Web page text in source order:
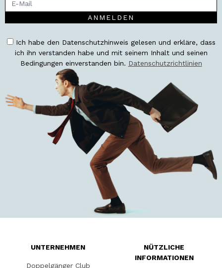
ANMELDEN
Ich habe den Datenschutzhinweis gelesen und erkläre, dass
ich ihn verstanden habe und mit seinem Inhalt und seinen
Bedingungen einverstanden bin. Datenschutzrichtlinien
UNTERNEHMEN
Doppelgänger Club
NÜTZLICHE
INFORMATIONEN